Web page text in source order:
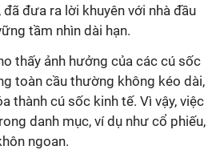
đưa ra lời khuyên với nhà đầu
tầm nhìn dài hạn.
thấy ảnh hưởng của các cú sốc
toàn cầu thường không kéo dài,
thành cú sốc kinh tế. Vì vậy, việc
danh mục, ví dụ như cổ phiếu,
ngoan.